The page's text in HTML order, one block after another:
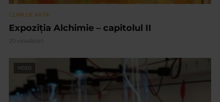
CLIPA DE ARTA
Expoziția Alchimie – capitolul II
20 vizualizari
VIDEO